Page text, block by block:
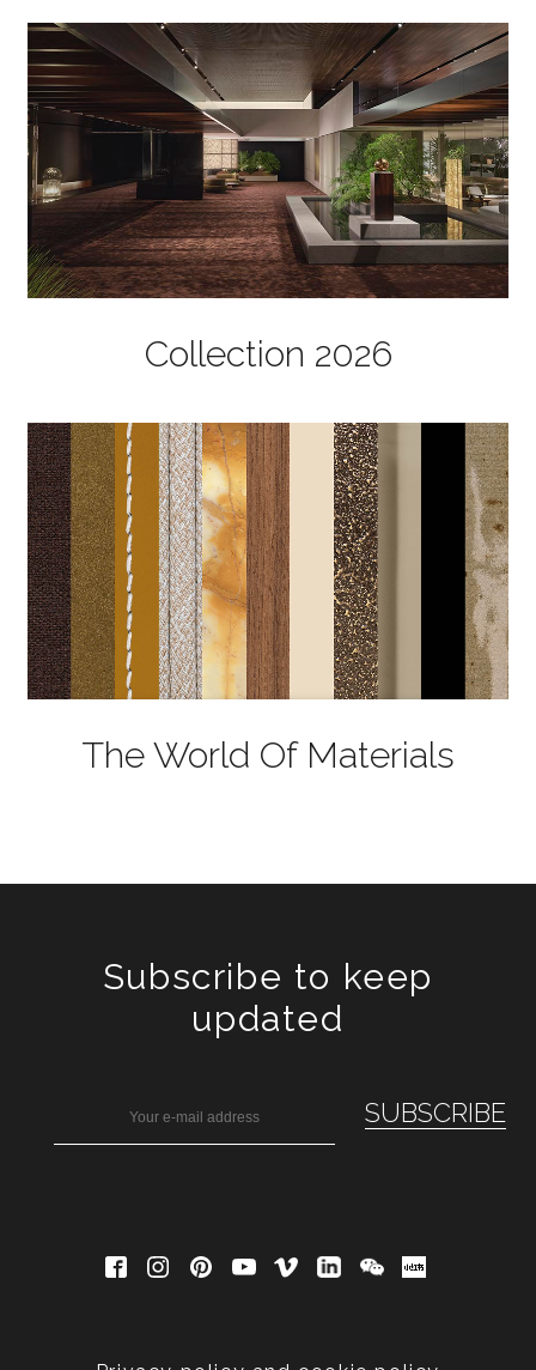
Collection 2026
The World Of Materials
Subscribe to keep
updated